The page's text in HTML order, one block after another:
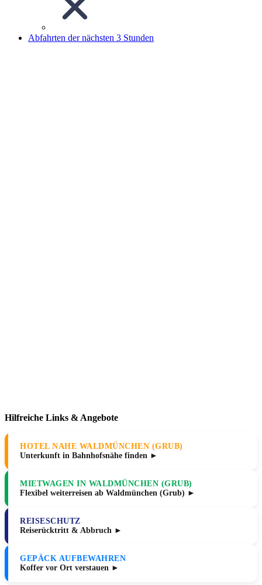
Abfahrten der nächsten 3 Stunden
Hilfreiche Links & Angebote
HOTEL NAHE WALDMÜNCHEN (GRUB)
Unterkunft in Bahnhofsnähe finden ►
MIETWAGEN IN WALDMÜNCHEN (GRUB)
Flexibel weiterreisen ab Waldmünchen (Grub) ►
REISESCHUTZ
Reiserücktritt & Abbruch ►
GEPÄCK AUFBEWAHREN
Koffer vor Ort verstauen ►